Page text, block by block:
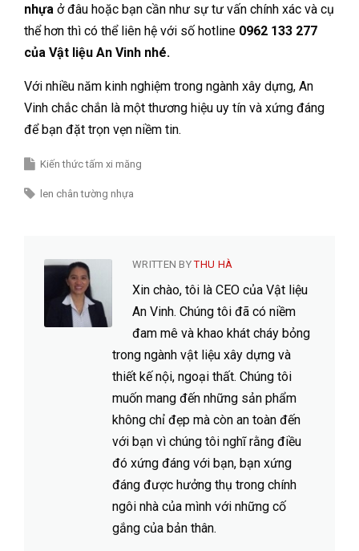
nhựa ở đâu hoặc bạn cần như sự tư vấn chính xác và cụ
thể hơn thì có thể liên hệ với số hotline 0962 133 277
của Vật liệu An Vinh nhé.
Với nhiều năm kinh nghiệm trong ngành xây dựng, An
Vinh chắc chắn là một thương hiệu uy tín và xứng đáng
để bạn đặt trọn vẹn niềm tin.
Kiến thức tấm xi măng
len chân tường nhựa
WRITTEN BYTHU HÀ
Xin chào, tôi là CEO của Vật liệu
An Vinh. Chúng tôi đã có niềm
đam mê và khao khát cháy bỏng
trong ngành vật liệu xây dựng và
thiết kế nội, ngoại thất. Chúng tôi
muốn mang đến những sản phẩm
không chỉ đẹp mà còn an toàn đến
với bạn vì chúng tôi nghĩ rằng điều
đó xứng đáng với bạn, bạn xứng
đáng được hưởng thụ trong chính
ngôi nhà của mình với những cố
gắng của bản thân.